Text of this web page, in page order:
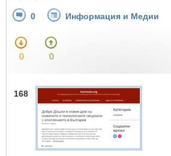
0 Информация и Медии
0 0
168